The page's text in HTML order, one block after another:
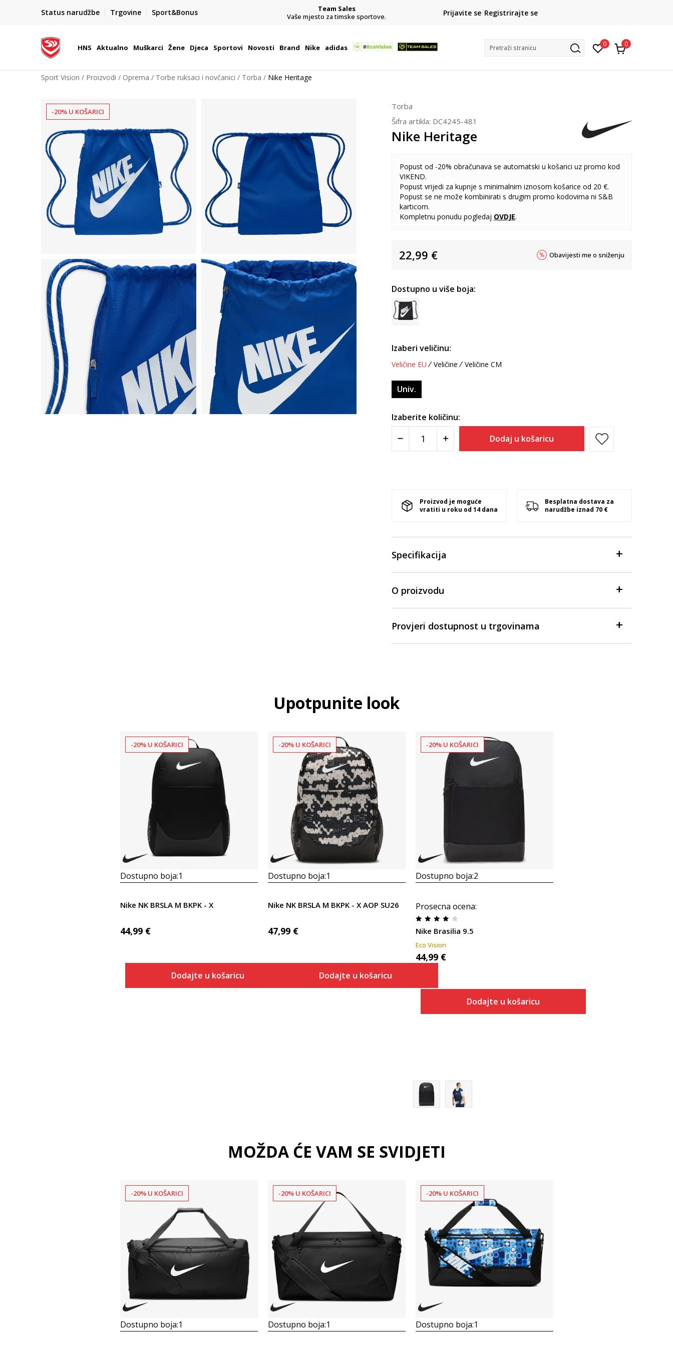
Status narudžbe Trgovine Sport&Bonus
BOX NOW
Dostava 1,50 €
| Više od 800 paketomata u Hrvatskoj
Team Sales
Vaše mjesto za timske sportove.
CLICK& COLLECT
besplatno preuzimanje u trgovini
Prijavite se Registrirajte se
HNS Aktualno Muškarci Žene Djeca Sportovi Novosti Brand Nike adidas Pretraži stranicu 0 0
Sport Vision Proizvodi Oprema Torbe ruksaci i novčanici Torba Nike Heritage
-20% U KOŠARICI
Torba
Šifra artikla: DC4245-481
Nike Heritage
Popust od -20% obračunava se automatski u košarici uz promo kod
VIKEND.
Popust vrijedi za kupnje s minimalnim iznosom košarice od 20 €.
Popust se ne može kombinirati s drugim promo kodovima ni S&B
karticom.
Kompletnu ponudu pogledaj OVDJE.
22,99 € Obavijesti me o sniženju
Dostupno u više boja:
Izaberi veličinu:
Veličine EU Veličine Veličine CM
Univ.
Izaberite količinu:
Dodaj u košaricu
Proizvod je moguće
vratiti u roku od 14 dana
Besplatna dostava za
narudžbe iznad 70 €
Specifikacija
O proizvodu
Provjeri dostupnost u trgovinama
Upotpunite look
-20% U KOŠARICI
Dostupno boja:1
Nike NK BRSLA M BKPK - X
44,99 €
Dodajte u košaricu
-20% U KOŠARICI
Dostupno boja:1
Nike NK BRSLA M BKPK - X AOP SU26
47,99 €
Dodajte u košaricu
-20% U KOŠARICI
Dostupno boja:2
Prosecna ocena:
Nike Brasilia 9.5
Eco Vision
44,99 €
Dodajte u košaricu
MOŽDA ĆE VAM SE SVIDJETI
-20% U KOŠARICI
Dostupno boja:1
-20% U KOŠARICI
Dostupno boja:1
-20% U KOŠARICI
Dostupno boja:1